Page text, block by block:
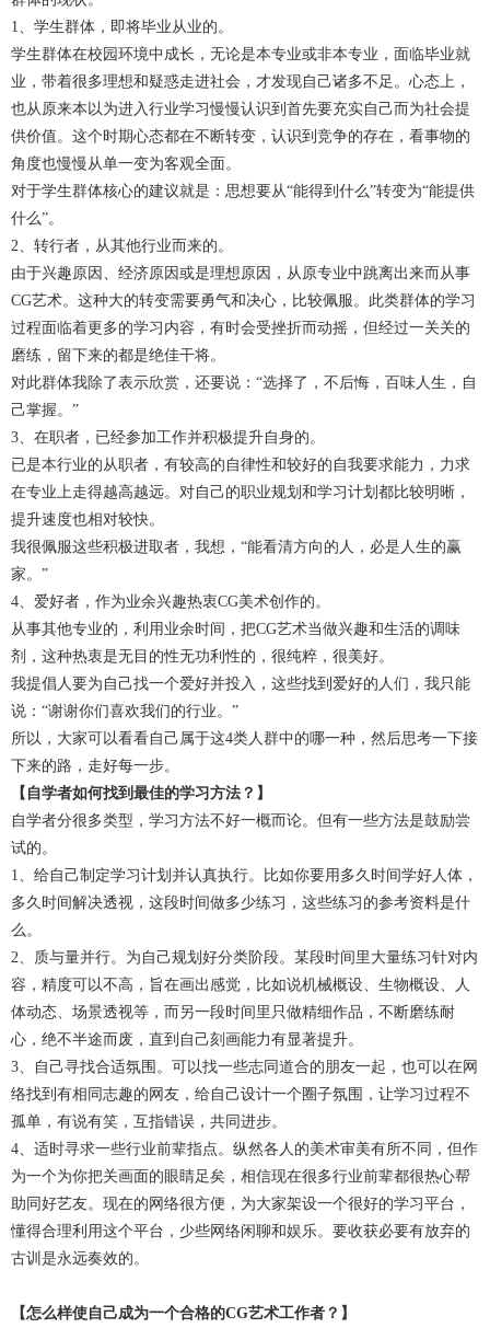
1、学生群体，即将毕业从业的。
学生群体在校园环境中成长，无论是本专业或非本专业，面临毕业就
业，带着很多理想和疑惑走进社会，才发现自己诸多不足。心态上，
也从原来本以为进入行业学习慢慢认识到首先要充实自己而为社会提
供价值。这个时期心态都在不断转变，认识到竞争的存在，看事物的
角度也慢慢从单一变为客观全面。
对于学生群体核心的建议就是：思想要从“能得到什么”转变为“能提供
什么”。
2、转行者，从其他行业而来的。
由于兴趣原因、经济原因或是理想原因，从原专业中跳离出来而从事
CG艺术。这种大的转变需要勇气和决心，比较佩服。此类群体的学习
过程面临着更多的学习内容，有时会受挫折而动摇，但经过一关关的
磨练，留下来的都是绝佳干将。
对此群体我除了表示欣赏，还要说：“选择了，不后悔，百味人生，自
己掌握。”
3、在职者，已经参加工作并积极提升自身的。
已是本行业的从职者，有较高的自律性和较好的自我要求能力，力求
在专业上走得越高越远。对自己的职业规划和学习计划都比较明晰，
提升速度也相对较快。
我很佩服这些积极进取者，我想，“能看清方向的人，必是人生的赢
家。”
4、爱好者，作为业余兴趣热衷CG美术创作的。
从事其他专业的，利用业余时间，把CG艺术当做兴趣和生活的调味
剂，这种热衷是无目的性无功利性的，很纯粹，很美好。
我提倡人要为自己找一个爱好并投入，这些找到爱好的人们，我只能
说：“谢谢你们喜欢我们的行业。”
所以，大家可以看看自己属于这4类人群中的哪一种，然后思考一下接
下来的路，走好每一步。
【自学者如何找到最佳的学习方法？】
自学者分很多类型，学习方法不好一概而论。但有一些方法是鼓励尝
试的。
1、给自己制定学习计划并认真执行。比如你要用多久时间学好人体，
多久时间解决透视，这段时间做多少练习，这些练习的参考资料是什
么。
2、质与量并行。为自己规划好分类阶段。某段时间里大量练习针对内
容，精度可以不高，旨在画出感觉，比如说机械概设、生物概设、人
体动态、场景透视等，而另一段时间里只做精细作品，不断磨练耐
心，绝不半途而废，直到自己刻画能力有显著提升。
3、自己寻找合适氛围。可以找一些志同道合的朋友一起，也可以在网
络找到有相同志趣的网友，给自己设计一个圈子氛围，让学习过程不
孤单，有说有笑，互指错误，共同进步。
4、适时寻求一些行业前辈指点。纵然各人的美术审美有所不同，但作
为一个为你把关画面的眼睛足矣，相信现在很多行业前辈都很热心帮
助同好艺友。现在的网络很方便，为大家架设一个很好的学习平台，
懂得合理利用这个平台，少些网络闲聊和娱乐。要收获必要有放弃的
古训是永远奏效的。
【怎么样使自己成为一个合格的CG艺术工作者？】